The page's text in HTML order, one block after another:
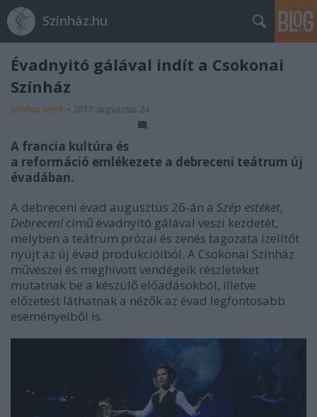
Színház.hu
Évadnyitó gálával indít a Csokonai
Színház
szinhaz szerk. • 2017. augusztus 24.
A francia kultúra és
a reformáció emlékezete a debreceni teátrum új
évadában.
A debreceni évad augusztus 26-án a Szép estéket,
Debrecen!című évadnyitó gálával veszi kezdetét,
melyben a teátrum prózai és zenés tagozata ízelítőt
nyújt az új évad produkcióiból. A Csokonai Színház
művészei és meghívott vendégeik részleteket
mutatnak be a készülő előadásokból, illetve
előzetest láthatnak a nézők az évad legfontosabb
eseményeiből is.